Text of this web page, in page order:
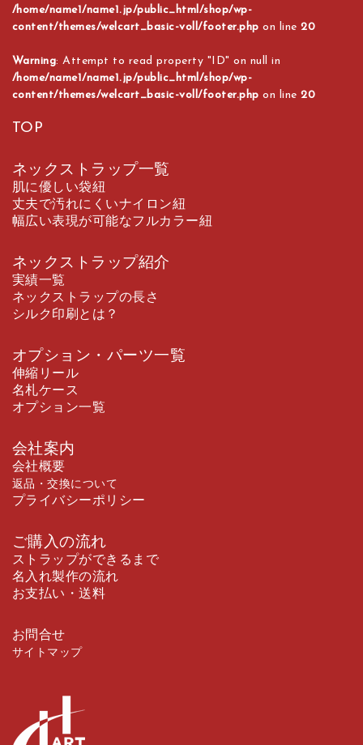
/home/name1/name1.jp/public_html/shop/wp-
content/themes/welcart_basic-voll/footer.php on line20
Warning: Attempt to read property "ID" on null in
/home/name1/name1.jp/public_html/shop/wp-
content/themes/welcart_basic-voll/footer.php on line20
TOP
ネックストラップ一覧
肌に優しい袋紐
丈夫で汚れにくいナイロン紐
幅広い表現が可能なフルカラー紐
ネックストラップ紹介
実績一覧
ネックストラップの長さ
シルク印刷とは？
オプション・パーツ一覧
伸縮リール
名札ケース
オプション一覧
会社案内
会社概要
返品・交換について
プライバシーポリシー
ご購入の流れ
ストラップができるまで
名入れ製作の流れ
お支払い・送料
お問合せ
サイトマップ